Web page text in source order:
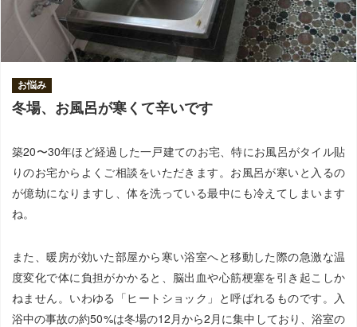
お悩み
冬場、お風呂が寒くて辛いです
築20〜30年ほど経過した一戸建てのお宅、特にお風呂がタイル貼
りのお宅からよくご相談をいただきます。お風呂が寒いと入るの
が億劫になりますし、体を洗っている最中にも冷えてしまいます
ね。
また、暖房が効いた部屋から寒い浴室へと移動した際の急激な温
度変化で体に負担がかかると、脳出血や心筋梗塞を引き起こしか
ねません。いわゆる「ヒートショック」と呼ばれるものです。入
浴中の事故の約50%は冬場の12月から2月に集中しており、浴室の